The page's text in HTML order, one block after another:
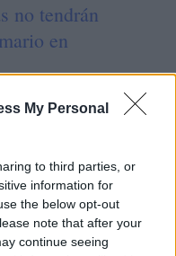
My Personal
to third parties, or
information for
the below opt-out
note that after your
continue seeing
no tendrán
en
de Occidente
riesgo de
mundial?